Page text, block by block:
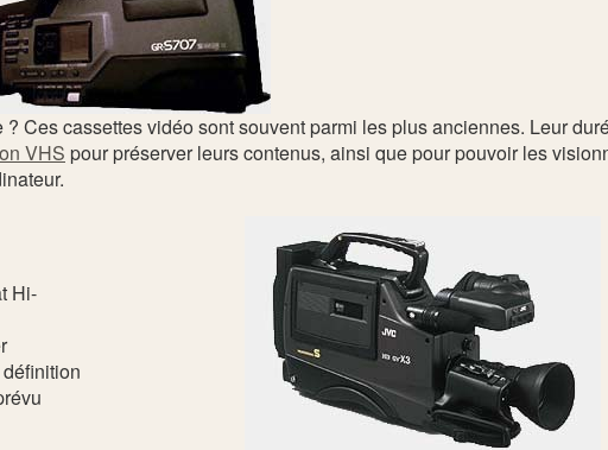
Ces cassettes vidéo sont souvent parmi les plus anciennes. Leur
VHS pour préserver leurs contenus, ainsi que pour pouvoir les
Hi-